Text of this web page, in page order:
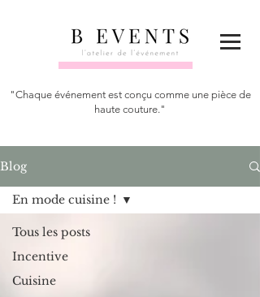
"Chaque événement est conçu comme une pièce de
haute couture."
Blog
Tous les posts
Incentive
Cuisine
En mode cuisine !